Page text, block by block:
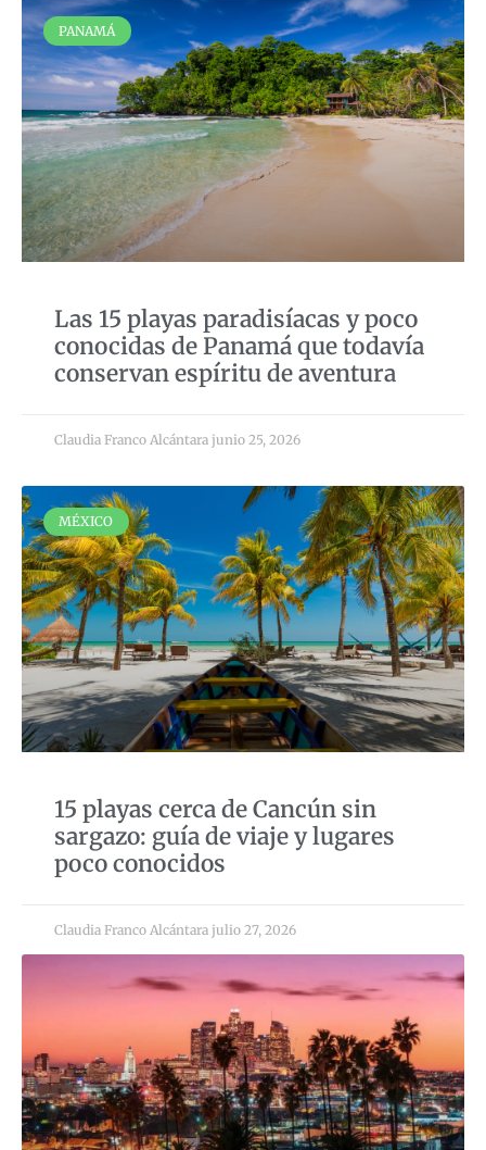
PANAMÁ
Las 15 playas paradisíacas y poco
conocidas de Panamá que todavía
conservan espíritu de aventura
Claudia Franco Alcántara junio 25, 2026
MÉXICO
15 playas cerca de Cancún sin
sargazo: guía de viaje y lugares
poco conocidos
Claudia Franco Alcántara julio 27, 2026